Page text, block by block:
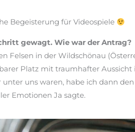
Begeisterung für Videospiele
gewagt. Wie war der Antrag?
Felsen in der Wildschönau
Platz mit traumhafter
unter uns waren, habe ich dann
Emotionen Ja sagte.